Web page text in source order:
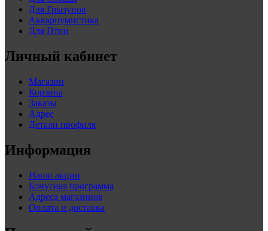
Для Грызунов
Аквариумистика
Для Птиц
Личный кабинет
Магазин
Корзина
Заказы
Адрес
Детали профиля
Информация
Наши акции
Бонусная программа
Адреса магазинов
Оплата и доставка